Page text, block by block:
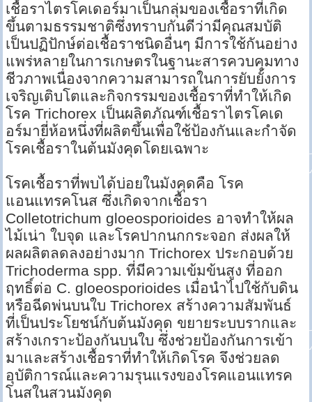
เชื้อราไตรโคเดอร์มาเป็นกลุ่มของเชื้อราที่เกิด
ขึ้นตามธรรมชาติซึ่งทราบกันดีว่ามีคุณสมบัติ
เป็นปฏิปักษ์ต่อเชื้อราชนิดอื่นๆ มีการใช้กันอย่าง
แพร่หลายในการเกษตรในฐานะสารควบคุมทาง
ชีวภาพเนื่องจากความสามารถในการยับยั้งการ
เจริญเติบโตและกิจกรรมของเชื้อราที่ทำให้เกิด
โรค Trichorex เป็นผลิตภัณฑ์เชื้อราไตรโคเด
อร์มายี่ห้อหนึ่งที่ผลิตขึ้นเพื่อใช้ป้องกันและกำจัด
โรคเชื้อราในต้นมังคุดโดยเฉพาะ
โรคเชื้อราที่พบได้บ่อยในมังคุดคือ โรค
แอนแทรคโนส ซึ่งเกิดจากเชื้อรา
Colletotrichum gloeosporioides อาจทำให้ผล
ไม้เน่า ใบจุด และโรคปากนกกระจอก ส่งผลให้
ผลผลิตลดลงอย่างมาก Trichorex ประกอบด้วย
Trichoderma spp. ที่มีความเข้มข้นสูง ที่ออก
ฤทธิ์ต่อ C. gloeosporioides เมื่อนำไปใช้กับดิน
หรือฉีดพ่นบนใบ Trichorex สร้างความสัมพันธ์
ที่เป็นประโยชน์กับต้นมังคุด ขยายระบบรากและ
สร้างเกราะป้องกันบนใบ ซึ่งช่วยป้องกันการเข้า
มาและสร้างเชื้อราที่ทำให้เกิดโรค จึงช่วยลด
อุบัติการณ์และความรุนแรงของโรคแอนแทรค
โนสในสวนมังคุด